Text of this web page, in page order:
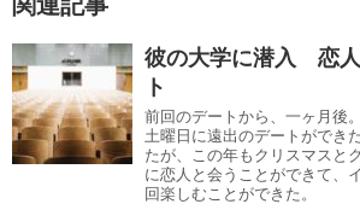
彼の大学に潜入 恋
ト
前回のデートから、一ヶ月後
土曜日に遠出のデートができ
たが、この年もクリスマスと
に恋人と会うことができて、
回楽しむことができた。